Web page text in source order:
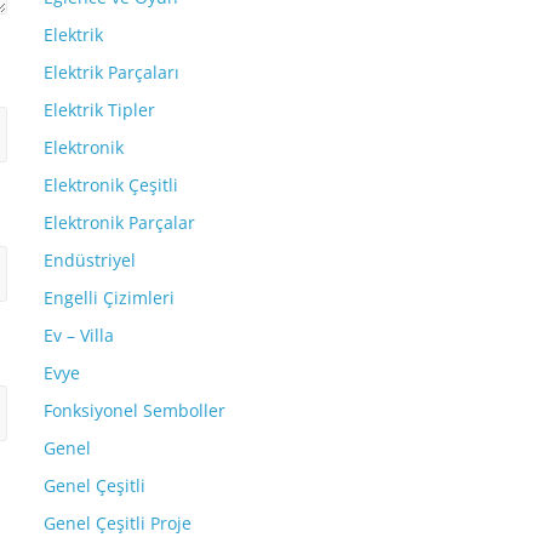
Elektrik
Elektrik Parçaları
Elektrik Tipler
Elektronik
Elektronik Çeşitli
Elektronik Parçalar
Endüstriyel
Engelli Çizimleri
Ev – Villa
Evye
Fonksiyonel Semboller
Genel
Genel Çeşitli
Genel Çeşitli Proje